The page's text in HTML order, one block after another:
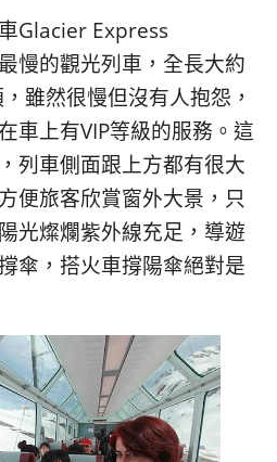
Glacier Express
慢的觀光列車，全長大約
雖然很慢但沒有人抱怨，
車上有VIP等級的服務。這
列車側面跟上方都有很大
便旅客欣賞窗外大景，只
光燦爛紫外線充足，導遊
傘，搭火車撐陽傘絕對是